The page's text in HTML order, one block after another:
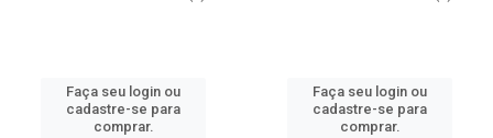
Faça seu login ou
cadastre-se para
comprar.
Faça seu login ou
cadastre-se para
comprar.